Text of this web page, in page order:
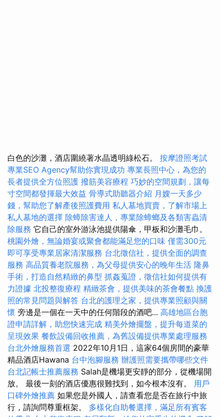
白色的沙灘，酒店圍繞著水晶透明綠松石。 按摩證照考試
專業SEO Agency幫助你實現成功 專業長照中心，為您的
長者提供全方位照護 撥筋美容療程 巧妙的空間規劃，讓每
寸空間都發揮最大效益 骨導式助聽器介紹 月嫂一天多少
錢，幫助您了解產後照護費用 私人墓地買賣，了解市場上
私人墓地的選擇 除蟑除害達人，專業除蟑螂及各類害蟲清
除服務 它自己的室外游泳池提供陽傘，甲板和沙灘毛巾。
桃園外燴，無論婚宴或聚會都能滿足您的口味 僅需300元
即可享受專業居家清潔服務 台北徵信社，提供全面的調查
服務 高品質養老院服務，為父母提供安心的晚年生活 隆鼻
手術，打造自然精緻的鼻型 抓姦蒐證，徵信社如何提供有
力證據 北投整復療程 精緻茶會，提供美味的茶會餐點 換護
照的常見問題與解答 台北的護理之家，提供專業照顧與關
懷 旁邊是一個在一天中的任何階段的酒吧... 高雄地區台胞
證申請詳解，助您快速完成 精美外燴擺盤，提升每道菜的
呈現效果 餐飲設備回收推薦，為舊設備提供專業處理服務
台北外燴服務首選 2022年10月1日，這家64個房間的豪華
精品酒店Hawana 台中泡腳服務 辦護照需要攜帶哪些文件
台北記帳士推薦服務 Salah是機場更安靜的部分，從機場開
放。 最後一刻的酒店優惠很難找到，如今根本沒有。 用戶
口碑外燴推薦 如果您是外國人，請查看您是否在旅行中旅
行，請詢問尊重框架。 多樣化自助餐選擇，滿足所有賓客